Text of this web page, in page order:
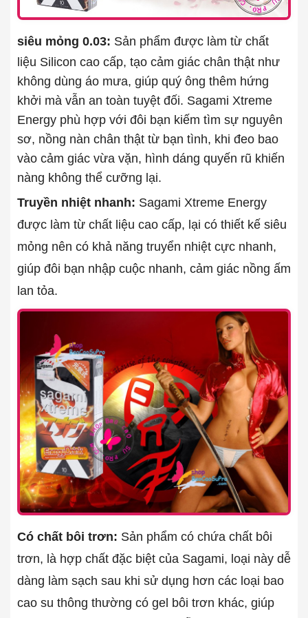
siêu mỏng 0.03: Sản phẩm được làm từ chất
liệu Silicon cao cấp, tạo cảm giác chân thật như
không dùng áo mưa, giúp quý ông thêm hứng
khởi mà vẫn an toàn tuyệt đối. Sagami Xtreme
Energy phù hợp với đôi bạn kiếm tìm sự nguyên
sơ, nồng nàn chân thật từ bạn tình, khi đeo bao
vào cảm giác vừa vặn, hình dáng quyến rũ khiến
nàng không thể cưỡng lại.
Truyền nhiệt nhanh: Sagami Xtreme Energy
được làm từ chất liệu cao cấp, lại có thiết kế siêu
mỏng nên có khả năng truyển nhiệt cực nhanh,
giúp đôi bạn nhập cuộc nhanh, cảm giác nồng ấm
lan tỏa.
Có chất bôi trơn: Sản phẩm có chứa chất bôi
trơn, là hợp chất đặc biệt của Sagami, loại này dễ
dàng làm sạch sau khi sử dụng hơn các loại bao
cao su thông thường có gel bôi trơn khác, giúp